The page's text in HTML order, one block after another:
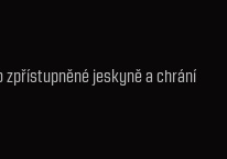
zpřístupněné jeskyně a chrání